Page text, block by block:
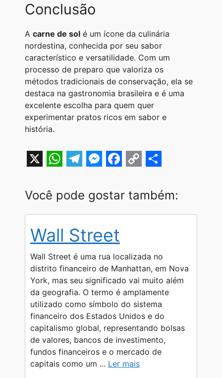
Conclusão
A carne de sol é um ícone da culinária
nordestina, conhecida por seu sabor
característico e versatilidade. Com um
processo de preparo que valoriza os
métodos tradicionais de conservação, ela se
destaca na gastronomia brasileira e é uma
excelente escolha para quem quer
experimentar pratos ricos em sabor e
história.
h
a
s
A
p
p
e
l
g
r
a
m
e
s
e
n
g
e
r
a
c
b
o
o
k
o
p
i
n
k
h
a
Você pode gostar também:
Wall Street
Wall Street é uma rua localizada no
distrito financeiro de Manhattan, em Nova
York, mas seu significado vai muito além
da geografia. O termo é amplamente
utilizado como símbolo do sistema
financeiro dos Estados Unidos e do
capitalismo global, representando bolsas
de valores, bancos de investimento,
fundos financeiros e o mercado de
capitais como um ... Ler mais